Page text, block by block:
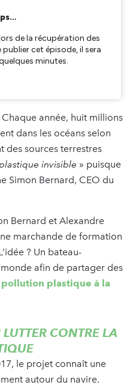
année, huit millions
dans les océans selon
des sources terrestres
invisible » puisque
Simon Bernard, CEO du
Bernard et Alexandre
marchande de formation
? Un bateau-
afin de partager des
plastique à la
CONTRE LA
le projet connaît une
autour du navire.